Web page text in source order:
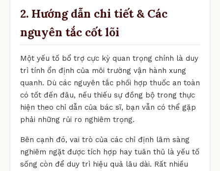
2. Hướng dẫn chi tiết & Các
nguyên tắc cốt lõi
Một yếu tố bổ trợ cực kỳ quan trọng chính là duy
trì tính ổn định của môi trường vận hành xung
quanh. Dù các nguyên tắc phối hợp thuốc an toàn
có tốt đến đâu, nếu thiếu sự đồng bộ trong thực
hiện theo chỉ dẫn của bác sĩ, bạn vẫn có thể gặp
phải những rủi ro nghiêm trọng.
Bên cạnh đó, vai trò của các chỉ định lâm sàng
nghiêm ngặt được tích hợp hay tuân thủ là yếu tố
sống còn để duy trì hiệu quả lâu dài. Rất nhiều